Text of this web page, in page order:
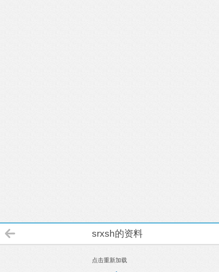
srxsh的资料
点击重新加载